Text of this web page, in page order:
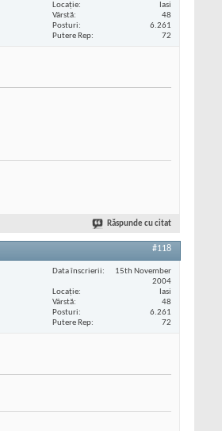
Locaţie
Iasi
Vârstă
48
Posturi
6.261
Putere Rep
72
Răspunde cu citat
#118
Data înscrierii
15th November
2004
Locaţie
Iasi
Vârstă
48
Posturi
6.261
Putere Rep
72